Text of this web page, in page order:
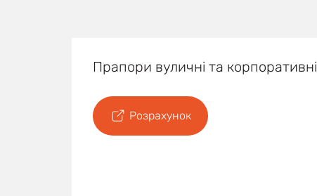
Прапори вуличні та корпоративні
Розрахунок